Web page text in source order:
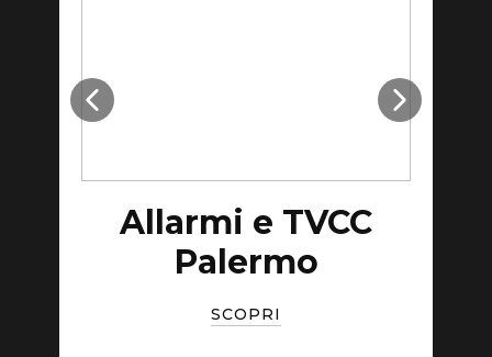
Allarmi e TVCC
Palermo
SCOPRI